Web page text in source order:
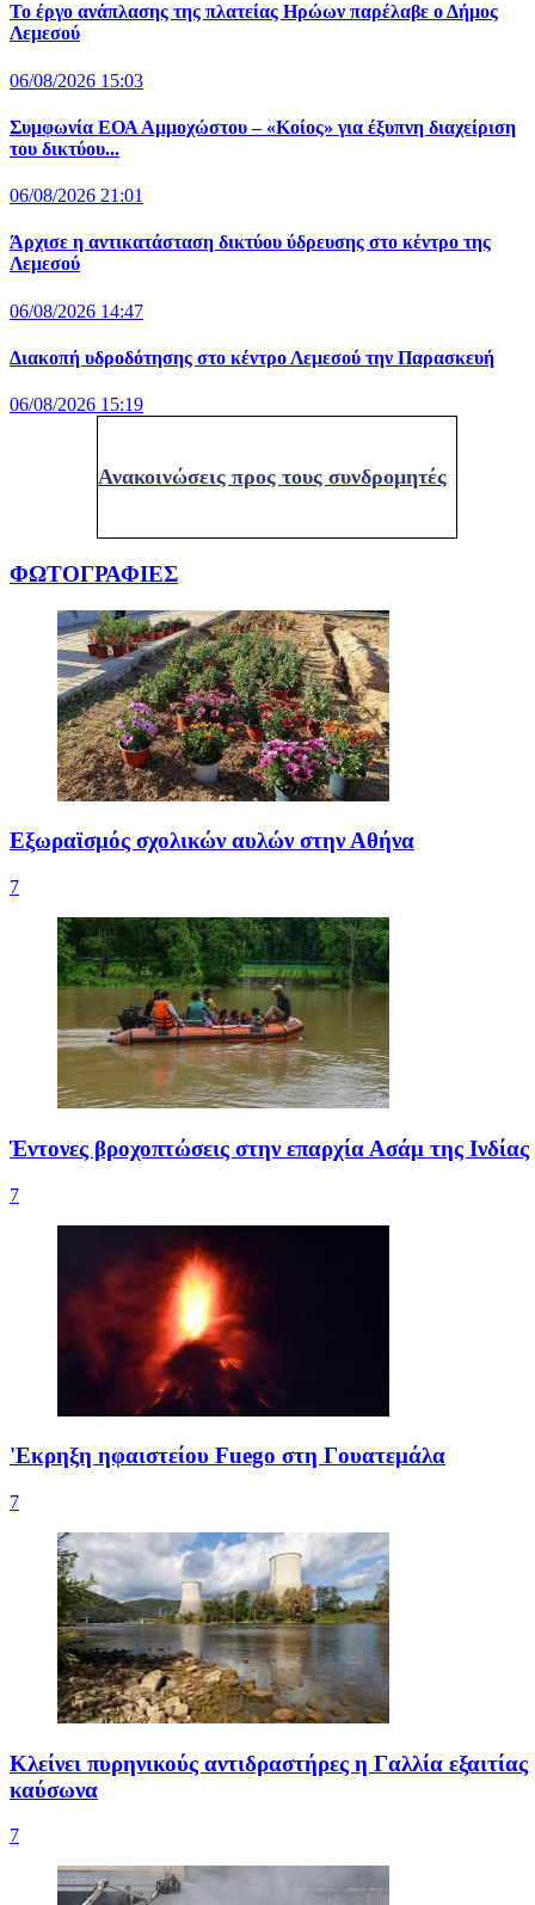
Το έργο ανάπλασης της πλατείας Ηρώων παρέλαβε ο Δήμος
Λεμεσού
06/08/2026 15:03
Συμφωνία ΕΟΑ Αμμοχώστου – «Κοίος» για έξυπνη διαχείριση
του δικτύου...
06/08/2026 21:01
Άρχισε η αντικατάσταση δικτύου ύδρευσης στο κέντρο της
Λεμεσού
06/08/2026 14:47
Διακοπή υδροδότησης στο κέντρο Λεμεσού την Παρασκευή
06/08/2026 15:19
Ανακοινώσεις προς τους συνδρομητές
ΦΩΤΟΓΡΑΦΙΕΣ
Εξωραϊσμός σχολικών αυλών στην Αθήνα
7
Έντονες βροχοπτώσεις στην επαρχία Ασάμ της Ινδίας
7
'Εκρηξη ηφαιστείου Fuego στη Γουατεμάλα
7
Κλείνει πυρηνικούς αντιδραστήρες η Γαλλία εξαιτίας
καύσωνα
7